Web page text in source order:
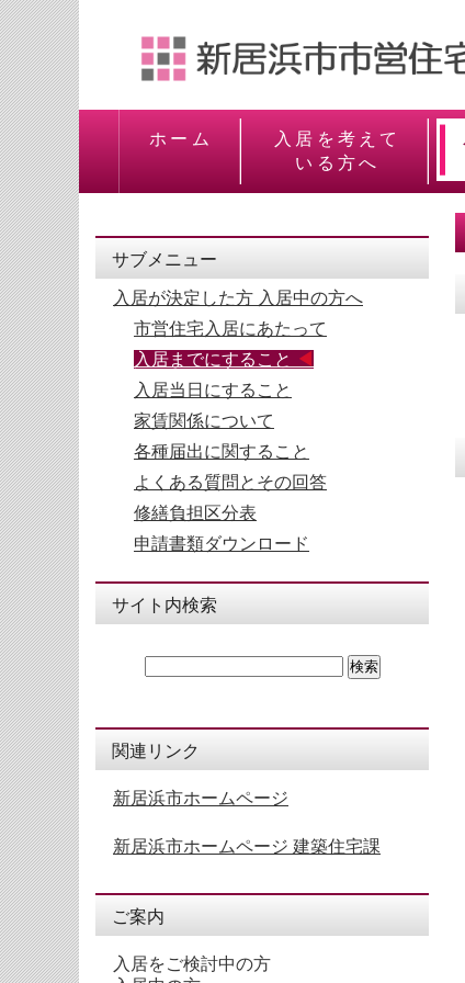
ホーム
入居を考えて
いる方へ
サブメニュー
入居が決定した方 入居中の方へ
市営住宅入居にあたって
入居までにすること
入居当日にすること
家賃関係について
各種届出に関すること
よくある質問とその回答
修繕負担区分表
申請書類ダウンロード
サイト内検索
関連リンク
新居浜市ホームページ
新居浜市ホームページ 建築住宅課
ご案内
入居をご検討中の方